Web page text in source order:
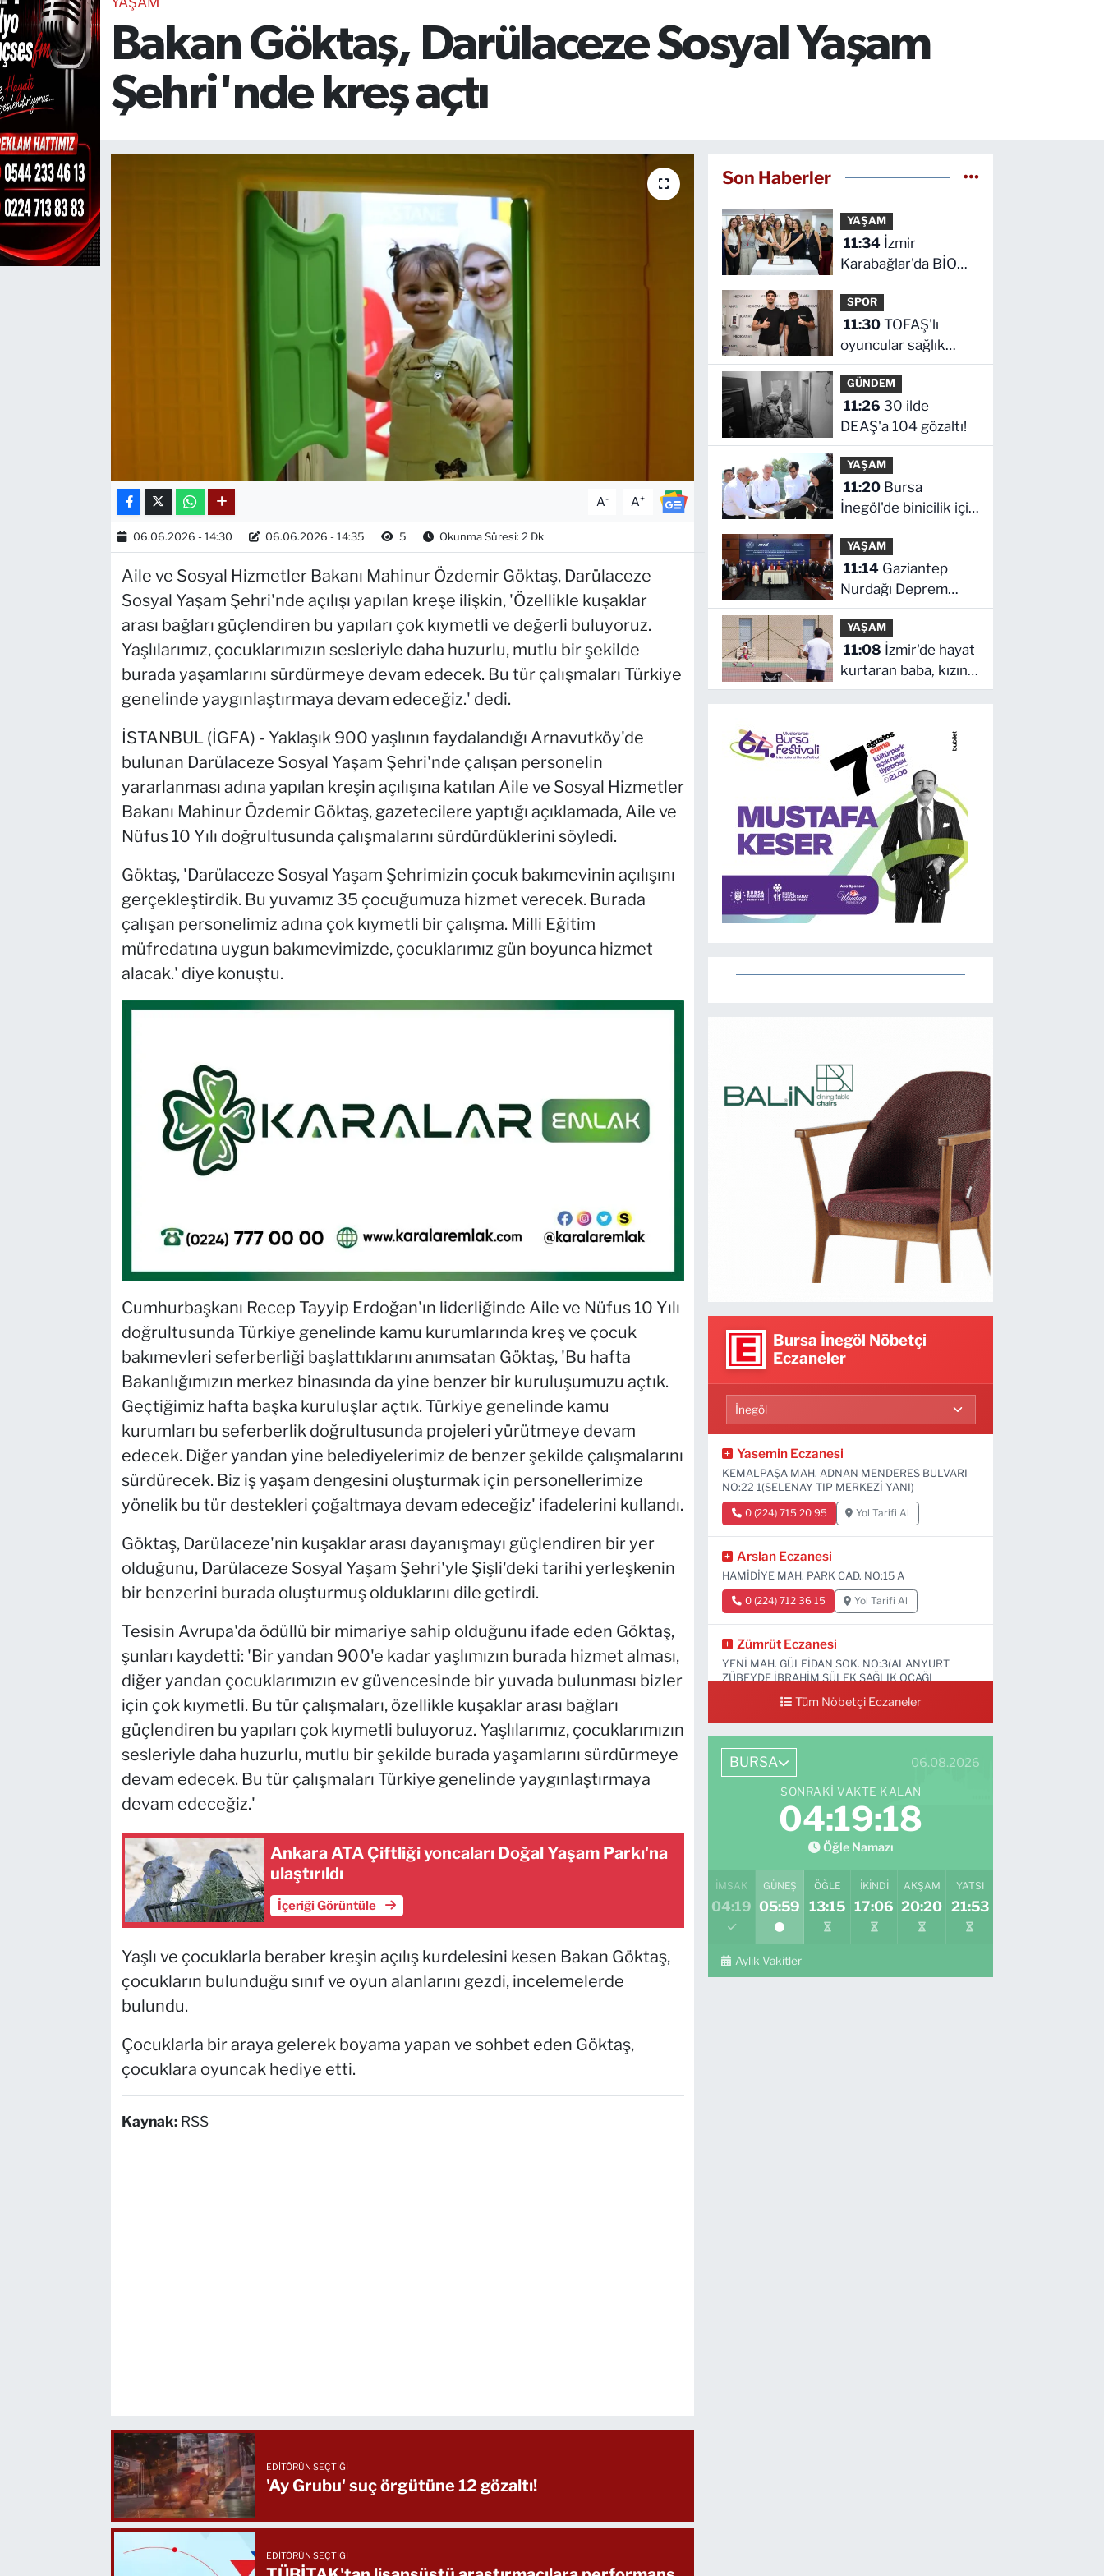
Bakan Göktaş, Darülaceze Sosyal Yaşam
Şehri'nde kreş açtı
A- A+
06.06.2026 - 14:30 06.06.2026 - 14:35 5 Okunma Süresi: 2 Dk
Aile ve Sosyal Hizmetler Bakanı Mahinur Özdemir Göktaş, Darülaceze
Sosyal Yaşam Şehri'nde açılışı yapılan kreşe ilişkin, 'Özellikle kuşaklar
arası bağları güçlendiren bu yapıları çok kıymetli ve değerli buluyoruz.
Yaşlılarımız, çocuklarımızın sesleriyle daha huzurlu, mutlu bir şekilde
burada yaşamlarını sürdürmeye devam edecek. Bu tür çalışmaları Türkiye
genelinde yaygınlaştırmaya devam edeceğiz.' dedi.
İSTANBUL (İGFA) - Yaklaşık 900 yaşlının faydalandığı Arnavutköy'de
bulunan Darülaceze Sosyal Yaşam Şehri'nde çalışan personelin
yararlanması adına yapılan kreşin açılışına katılan Aile ve Sosyal Hizmetler
Bakanı Mahinur Özdemir Göktaş, gazetecilere yaptığı açıklamada, Aile ve
Nüfus 10 Yılı doğrultusunda çalışmalarını sürdürdüklerini söyledi.
Göktaş, 'Darülaceze Sosyal Yaşam Şehrimizin çocuk bakımevinin açılışını
gerçekleştirdik. Bu yuvamız 35 çocuğumuza hizmet verecek. Burada
çalışan personelimiz adına çok kıymetli bir çalışma. Milli Eğitim
müfredatına uygun bakımevimizde, çocuklarımız gün boyunca hizmet
alacak.' diye konuştu.
Cumhurbaşkanı Recep Tayyip Erdoğan'ın liderliğinde Aile ve Nüfus 10 Yılı
doğrultusunda Türkiye genelinde kamu kurumlarında kreş ve çocuk
bakımevleri seferberliği başlattıklarını anımsatan Göktaş, 'Bu hafta
Bakanlığımızın merkez binasında da yine benzer bir kuruluşumuzu açtık.
Geçtiğimiz hafta başka kuruluşlar açtık. Türkiye genelinde kamu
kurumları bu seferberlik doğrultusunda projeleri yürütmeye devam
edecek. Diğer yandan yine belediyelerimiz de benzer şekilde çalışmalarını
sürdürecek. Biz iş yaşam dengesini oluşturmak için personellerimize
yönelik bu tür destekleri çoğaltmaya devam edeceğiz' ifadelerini kullandı.
Göktaş, Darülaceze'nin kuşaklar arası dayanışmayı güçlendiren bir yer
olduğunu, Darülaceze Sosyal Yaşam Şehri'yle Şişli'deki tarihi yerleşkenin
bir benzerini burada oluşturmuş olduklarını dile getirdi.
Tesisin Avrupa'da ödüllü bir mimariye sahip olduğunu ifade eden Göktaş,
şunları kaydetti: 'Bir yandan 900'e kadar yaşlımızın burada hizmet alması,
diğer yandan çocuklarımızın ev güvencesinde bir yuvada bulunması bizler
için çok kıymetli. Bu tür çalışmaları, özellikle kuşaklar arası bağları
güçlendiren bu yapıları çok kıymetli buluyoruz. Yaşlılarımız, çocuklarımızın
sesleriyle daha huzurlu, mutlu bir şekilde burada yaşamlarını sürdürmeye
devam edecek. Bu tür çalışmaları Türkiye genelinde yaygınlaştırmaya
devam edeceğiz.'
Ankara ATA Çiftliği yoncaları Doğal Yaşam Parkı'na
ulaştırıldı
İçeriği Görüntüle
Yaşlı ve çocuklarla beraber kreşin açılış kurdelesini kesen Bakan Göktaş,
çocukların bulunduğu sınıf ve oyun alanlarını gezdi, incelemelerde
bulundu.
Çocuklarla bir araya gelerek boyama yapan ve sohbet eden Göktaş,
çocuklara oyuncak hediye etti.
Kaynak: RSS
EDITÖRÜN SEÇTIĞI
'Ay Grubu' suç örgütüne 12 gözaltı!
EDITÖRÜN SEÇTIĞI
Son Haberler
YAŞAM
11:34
Karabağlar'da BİO
fark yarattı
SPOR
11:30 TOFAŞ'lı
oyuncular sağlık
kontrolünden geçti
GÜNDEM
11:26 30 ilde
DEAŞ'a 104 gözaltı!
YAŞAM
11:20
İnegöl'de binicilik için
modern manejler
yapılıyor
YAŞAM
11:14
Nurdağı Deprem
Müzesi ve Afet
Farkındalık Merkezi
için iş birliği
YAŞAM
11:08
kurtaran baba, kızını
kortlarda
hazırlıyor
Bursa İnegöl Nöbetçi
Eczaneler
Yasemin Eczanesi
KEMALPAŞA MAH. ADNAN MENDERES BULVARI
NO:22 1(SELENAY TIP MERKEZİ YANI)
0 (224) 715 20 95 Yol Tarifi Al
Arslan Eczanesi
HAMİDİYE MAH. PARK CAD. NO:15 A
0 (224) 712 36 15 Yol Tarifi Al
Zümrüt Eczanesi
YENİ MAH. GÜLFİDAN SOK. NO:3(ALANYURT
ZÜBEYDE İBRAHİM SÜLEK SAĞLIK OCAĞI
Tüm Nöbetçi Eczaneler
BURSA 06.08.2026
SONRAKI VAKTE KALAN
04:19:17
Öğle Namazı
İMSAK
04:19
GÜNEŞ
05:59
ÖĞLE
13:15
İKINDI
17:06
AKŞAM
20:20
YATSI
21:53
Aylık Vakitler
TEKNOLOJİ
CANLI DİNLE
RESMİ İLANLAR
Gencsesfm Canlı Dinle